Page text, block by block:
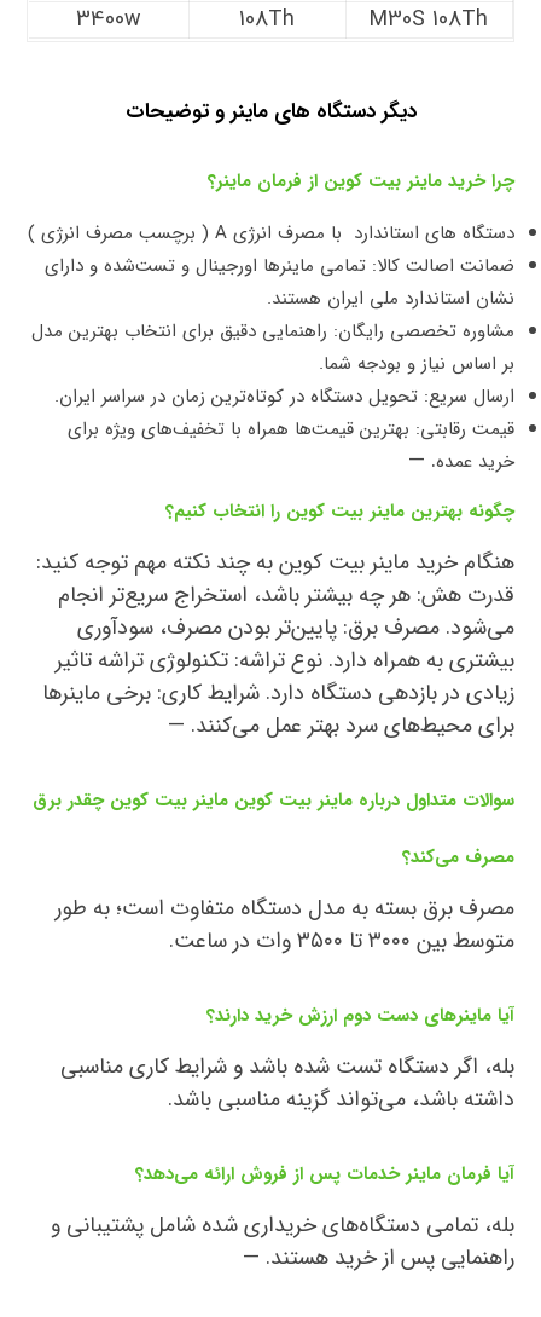
M30S 108Th
108Th
3400w
دیگر دستگاه های ماینر و توضیحات
چرا خرید ماینر بیت کوین از فرمان ماینر؟
دستگاه های استاندارد با مصرف انرژی A ( برچسب مصرف انرژی )
ضمانت اصالت کالا: تمامی ماینرها اورجینال و تست‌شده و دارای
نشان استاندارد ملی ایران هستند.
مشاوره تخصصی رایگان: راهنمایی دقیق برای انتخاب بهترین مدل
بر اساس نیاز و بودجه شما.
ارسال سریع: تحویل دستگاه در کوتاه‌ترین زمان در سراسر ایران.
قیمت رقابتی: بهترین قیمت‌ها همراه با تخفیف‌های ویژه برای
خرید عمده. —
چگونه بهترین ماینر بیت کوین را انتخاب کنیم؟
هنگام خرید ماینر بیت کوین به چند نکته مهم توجه کنید:
قدرت هش: هر چه بیشتر باشد، استخراج سریع‌تر انجام
می‌شود. مصرف برق: پایین‌تر بودن مصرف، سودآوری
بیشتری به همراه دارد. نوع تراشه: تکنولوژی تراشه تاثیر
زیادی در بازدهی دستگاه دارد. شرایط کاری: برخی ماینرها
برای محیط‌های سرد بهتر عمل می‌کنند. —
سوالات متداول درباره ماینر بیت کوین ماینر بیت کوین چقدر برق
مصرف می‌کند؟
مصرف برق بسته به مدل دستگاه متفاوت است؛ به طور
متوسط بین ۳۰۰۰ تا ۳۵۰۰ وات در ساعت.
آیا ماینرهای دست دوم ارزش خرید دارند؟
بله، اگر دستگاه تست شده باشد و شرایط کاری مناسبی
داشته باشد، می‌تواند گزینه مناسبی باشد.
آیا فرمان ماینر خدمات پس از فروش ارائه می‌دهد؟
بله، تمامی دستگاه‌های خریداری شده شامل پشتیبانی و
راهنمایی پس از خرید هستند. —